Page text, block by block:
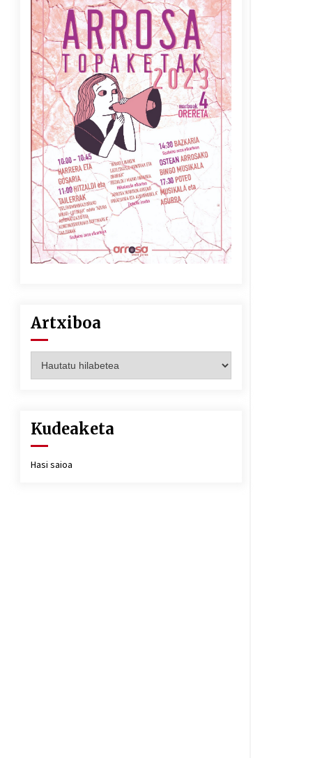
Azaroak 6 Iurretan Arrosa
sarearen IX. topaketak
2021/10/04
Berria egunkarian
elkarrizketa Arrosaren 20
urteez
2021/07/06
Arrosaren laburpen bideoa
Hamaika Telebistaren eskutik
2021/06/30
Artxiboa
Kudeaketa
Hasi saioa